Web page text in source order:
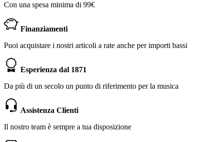
Con una spesa minima di 99€
Finanziamenti
Puoi acquistare i nostri articoli a rate anche per importi bassi
Esperienza dal 1871
Da più di un secolo un punto di riferimento per la musica
Assistenza Clienti
Il nostro team è sempre a tua disposizione